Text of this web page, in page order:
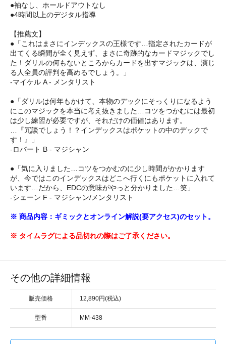
●袖なし、ホールドアウトなし
●4時間以上のデジタル指導
【推薦文】
●「これはまさにインデックスの王様です…指定されたカードが
出てくる瞬間が全く見えず、まさに奇跡的なカードマジックでし
た！ダリルの何もないところからカードを出すマジックは、演じ
る人全員の評判を高めるでしょう。」
-マイケル A - メンタリスト
●「ダリルは何年もかけて、本物のデックにそっくりになるよう
にこのマジックを本当に考え抜きました…コツをつかむには最初
は少し練習が必要ですが、それだけの価値はあります。
…『冗談でしょう！？インデックスはポケットの中のデックで
す！』」
-ロバート B - マジシャン
●「気に入りました…コツをつかむのに少し時間がかかります
が、今ではこのインデックスはどこへ行くにもポケットに入れて
います…だから、EDCの意味がやっと分かりました…笑」
-シェーン F - マジシャン/メンタリスト
※ 商品内容：ギミックとオンライン解説(要アクセス)のセット。
※ タイムラグによる品切れの際はご了承ください。
その他の詳細情報
販売価格 12,890円(税込)
型番 MM-438